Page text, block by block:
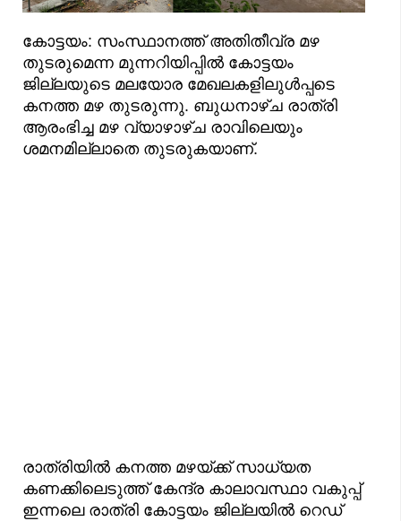
കോട്ടയം: സംസ്ഥാനത്ത് അതിതീവ്ര മഴ
തുടരുമെന്ന മുന്നറിയിപ്പിൽ കോട്ടയം
ജില്ലയുടെ മലയോര മേഖലകളിലുൾപ്പടെ
കനത്ത മഴ തുടരുന്നു. ബുധനാഴ്ച രാത്രി
ആരംഭിച്ച മഴ വ്യാഴാഴ്ച രാവിലെയും
ശമനമില്ലാതെ തുടരുകയാണ്.
രാത്രിയിൽ കനത്ത മഴയ്ക്ക് സാധ്യത
കണക്കിലെടുത്ത് കേന്ദ്ര കാലാവസ്ഥാ വകുപ്പ്
ഇന്നലെ രാത്രി കോട്ടയം ജില്ലയിൽ റെഡ്